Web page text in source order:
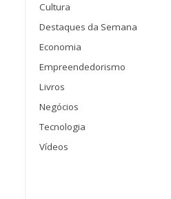
Cultura
Destaques da Semana
Economia
Empreendedorismo
Livros
Negócios
Tecnologia
Vídeos